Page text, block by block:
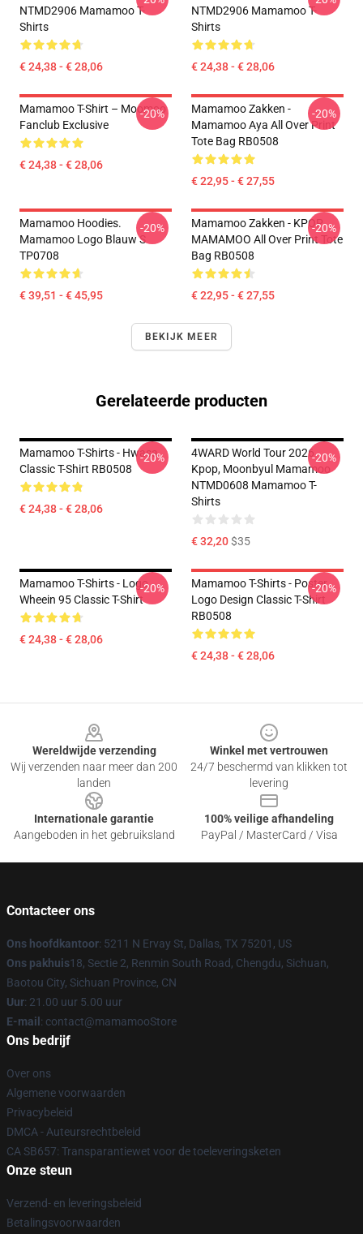
NTMD2906 Mamamoo T-
Shirts
€ 24,38 - € 28,06
NTMD2906 Mamamoo T-
Shirts
€ 24,38 - € 28,06
Mamamoo T-Shirt – Moomoo
Fanclub Exclusive
€ 24,38 - € 28,06
-20%
Mamamoo Zakken -
Mamamoo Aya All Over Print
Tote Bag RB0508
€ 22,95 - € 27,55
-20%
Mamamoo Hoodies.
Mamamoo Logo Blauw S
TP0708
€ 39,51 - € 45,95
-20%
Mamamoo Zakken - KPOP
MAMAMOO All Over Print Tote
Bag RB0508
€ 22,95 - € 27,55
-20%
BEKIJK MEER
Gerelateerde producten
Mamamoo T-Shirts - Hwasa
Classic T-Shirt RB0508
€ 24,38 - € 28,06
-20%
4WARD World Tour 2026
Kpop, Moonbyul Mamamoo
NTMD0608 Mamamoo T-
Shirts
€ 32,20$35
-20%
Mamamoo T-Shirts - Logo
Wheein 95 Classic T-Shirt
€ 24,38 - € 28,06
-20%
Mamamoo T-Shirts - Poster
Logo Design Classic T-Shirt
RB0508
€ 24,38 - € 28,06
-20%
Wereldwijde verzending
Wij verzenden naar meer dan 200
landen
Winkel met vertrouwen
24/7 beschermd van klikken tot
levering
Internationale garantie
Aangeboden in het gebruiksland
100% veilige afhandeling
PayPal / MasterCard / Visa
Contacteer ons
Ons hoofdkantoor: 5211 N Ervay St, Dallas, TX 75201, US
Ons pakhuis18, Sectie 2, Renmin South Road, Chengdu, Sichuan,
Baotou City, Sichuan Province, CN
Uur: 21.00 uur 5.00 uur
E-mail : contact@mamamooStore
Ons bedrijf
Over ons
Algemene voorwaarden
Privacybeleid
DMCA - Auteursrechtbeleid
CA SB657: Transparantiewet voor de toeleveringsketen
Onze steun
Verzend- en leveringsbeleid
Betalingsvoorwaarden